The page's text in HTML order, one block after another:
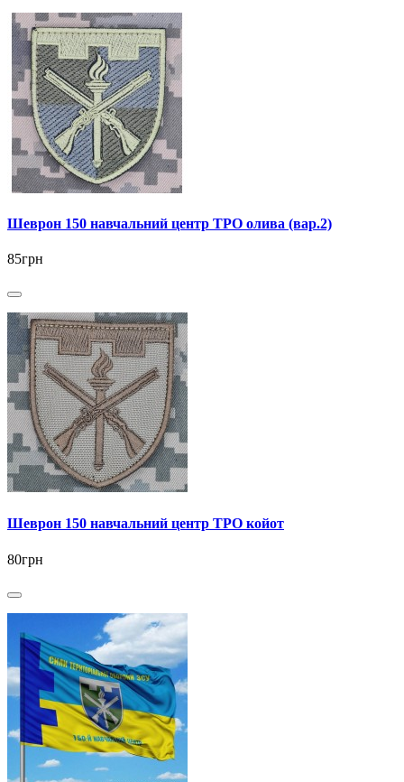
Шеврон 150 навчальний центр ТРО олива (вар.2)
85грн
Шеврон 150 навчальний центр ТРО койот
80грн